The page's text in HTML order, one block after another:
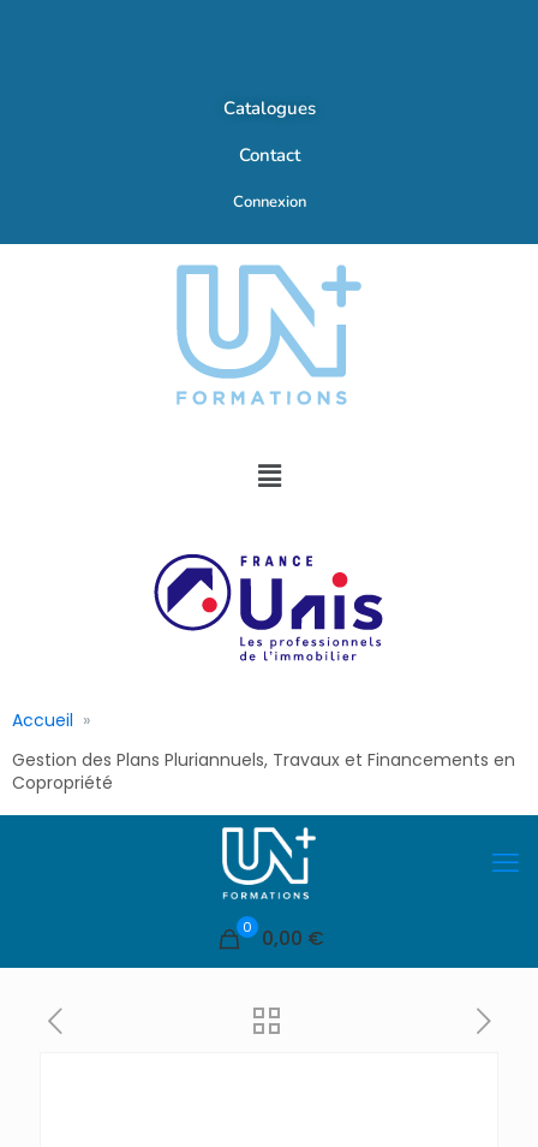
Catalogues
Contact
Connexion
Accueil
Gestion des Plans Pluriannuels, Travaux et Financements en
Copropriété
0 0,00 €